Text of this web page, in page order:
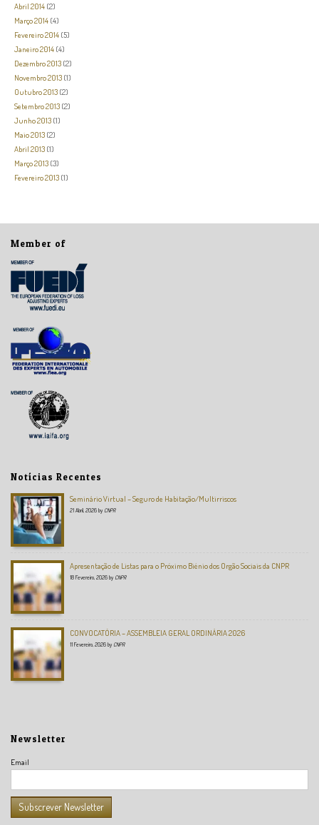
Abril 2014 (2)
Março 2014 (4)
Fevereiro 2014 (5)
Janeiro 2014 (4)
Dezembro 2013 (2)
Novembro 2013 (1)
Outubro 2013 (2)
Setembro 2013 (2)
Junho 2013 (1)
Maio 2013 (2)
Abril 2013 (1)
Março 2013 (3)
Fevereiro 2013 (1)
Member of
Notícias Recentes
Seminário Virtual – Seguro de Habitação/Multirriscos
21 Abril, 2026 by CNPR
Apresentação de Listas para o Próximo Biénio dos Orgão Sociais da CNPR
18 Fevereiro, 2026 by CNPR
CONVOCATÓRIA – ASSEMBLEIA GERAL ORDINÁRIA 2026
11 Fevereiro, 2026 by CNPR
Newsletter
Email